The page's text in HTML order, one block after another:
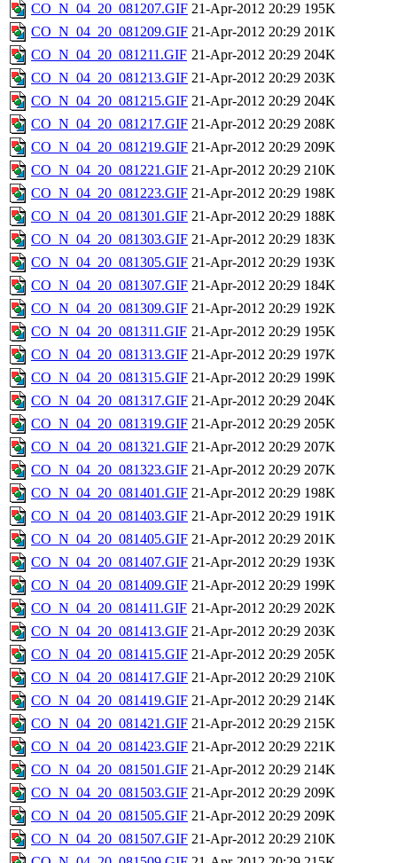
CO_N_04_20_081207.GIF 21-Apr-2012 20:29 195K
CO_N_04_20_081209.GIF 21-Apr-2012 20:29 201K
CO_N_04_20_081211.GIF 21-Apr-2012 20:29 204K
CO_N_04_20_081213.GIF 21-Apr-2012 20:29 203K
CO_N_04_20_081215.GIF 21-Apr-2012 20:29 204K
CO_N_04_20_081217.GIF 21-Apr-2012 20:29 208K
CO_N_04_20_081219.GIF 21-Apr-2012 20:29 209K
CO_N_04_20_081221.GIF 21-Apr-2012 20:29 210K
CO_N_04_20_081223.GIF 21-Apr-2012 20:29 198K
CO_N_04_20_081301.GIF 21-Apr-2012 20:29 188K
CO_N_04_20_081303.GIF 21-Apr-2012 20:29 183K
CO_N_04_20_081305.GIF 21-Apr-2012 20:29 193K
CO_N_04_20_081307.GIF 21-Apr-2012 20:29 184K
CO_N_04_20_081309.GIF 21-Apr-2012 20:29 192K
CO_N_04_20_081311.GIF 21-Apr-2012 20:29 195K
CO_N_04_20_081313.GIF 21-Apr-2012 20:29 197K
CO_N_04_20_081315.GIF 21-Apr-2012 20:29 199K
CO_N_04_20_081317.GIF 21-Apr-2012 20:29 204K
CO_N_04_20_081319.GIF 21-Apr-2012 20:29 205K
CO_N_04_20_081321.GIF 21-Apr-2012 20:29 207K
CO_N_04_20_081323.GIF 21-Apr-2012 20:29 207K
CO_N_04_20_081401.GIF 21-Apr-2012 20:29 198K
CO_N_04_20_081403.GIF 21-Apr-2012 20:29 191K
CO_N_04_20_081405.GIF 21-Apr-2012 20:29 201K
CO_N_04_20_081407.GIF 21-Apr-2012 20:29 193K
CO_N_04_20_081409.GIF 21-Apr-2012 20:29 199K
CO_N_04_20_081411.GIF 21-Apr-2012 20:29 202K
CO_N_04_20_081413.GIF 21-Apr-2012 20:29 203K
CO_N_04_20_081415.GIF 21-Apr-2012 20:29 205K
CO_N_04_20_081417.GIF 21-Apr-2012 20:29 210K
CO_N_04_20_081419.GIF 21-Apr-2012 20:29 214K
CO_N_04_20_081421.GIF 21-Apr-2012 20:29 215K
CO_N_04_20_081423.GIF 21-Apr-2012 20:29 221K
CO_N_04_20_081501.GIF 21-Apr-2012 20:29 214K
CO_N_04_20_081503.GIF 21-Apr-2012 20:29 209K
CO_N_04_20_081505.GIF 21-Apr-2012 20:29 209K
CO_N_04_20_081507.GIF 21-Apr-2012 20:29 210K